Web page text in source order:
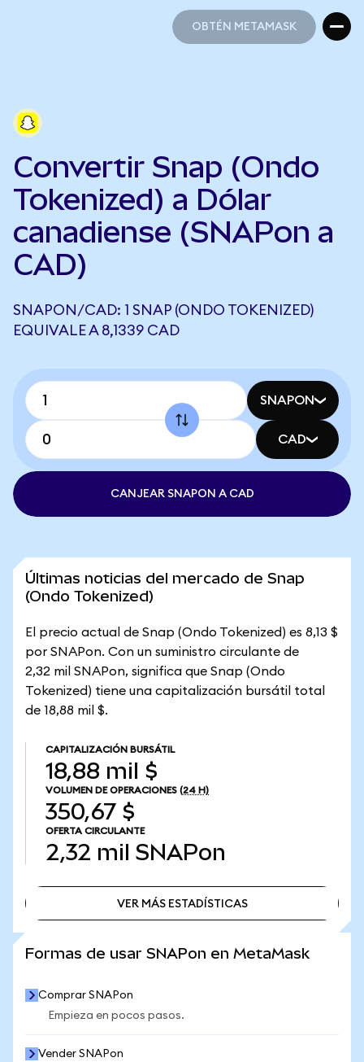
OBTÉN METAMASK
Convertir Snap (Ondo
Tokenized) a Dólar
canadiense (SNAPon a
CAD)
SNAPON/CAD: 1 SNAP (ONDO TOKENIZED)
EQUIVALE A 8,1339 CAD
SNAPON
CAD
CANJEAR SNAPON A CAD
Últimas noticias del mercado de Snap
(Ondo Tokenized)
El precio actual de Snap (Ondo Tokenized) es 8,13 $
por SNAPon. Con un suministro circulante de
2,32 mil SNAPon, significa que Snap (Ondo
Tokenized) tiene una capitalización bursátil total
de 18,88 mil $.
CAPITALIZACIÓN BURSÁTIL
18,88 mil $
VOLUMEN DE OPERACIONES (24 H)
350,67 $
OFERTA CIRCULANTE
2,32 mil SNAPon
VER MÁS ESTADÍSTICAS
Formas de usar SNAPon en MetaMask
Comprar SNAPon
Empieza en pocos pasos.
Vender SNAPon